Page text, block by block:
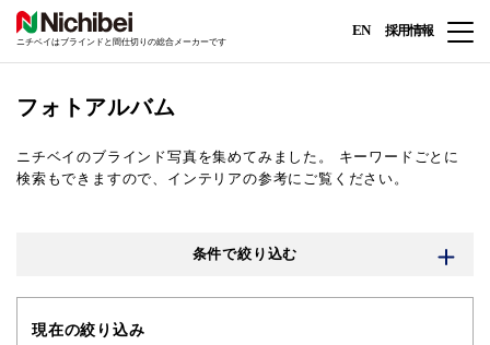
ニチベイはブラインドと間仕切りの総合メーカーです
EN 採用情報
フォトアルバム
ニチベイのブラインド写真を集めてみました。
キーワードごとに
検索もできますので、インテリアの参考にご覧ください。
条件で絞り込む
現在の絞り込み